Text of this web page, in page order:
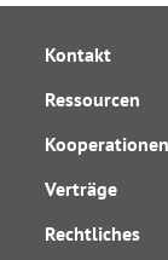
Kontakt
Ressourcen
Kooperationen
Verträge
Rechtliches